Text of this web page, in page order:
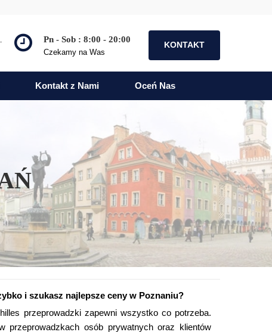
Pn - Sob : 8:00 - 20:00
Czekamy na Was
KONTAKT
Kontakt z Nami Oceń Nas
i szukasz najlepsze ceny w Poznaniu?
przeprowadzki zapewni wszystko co potrzeba.
przeprowadzkach osób prywatnych oraz klientów